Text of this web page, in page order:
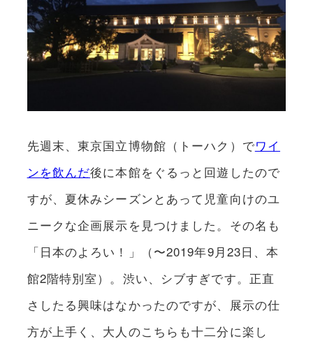
先週末、東京国立博物館（トーハク）でワイ
ンを飲んだ後に本館をぐるっと回遊したので
すが、夏休みシーズンとあって児童向けのユ
ニークな企画展示を見つけました。その名も
「日本のよろい！」（〜2019年9月23日、本
館2階特別室）。渋い、シブすぎです。正直
さしたる興味はなかったのですが、展示の仕
方が上手く、大人のこちらも十二分に楽し